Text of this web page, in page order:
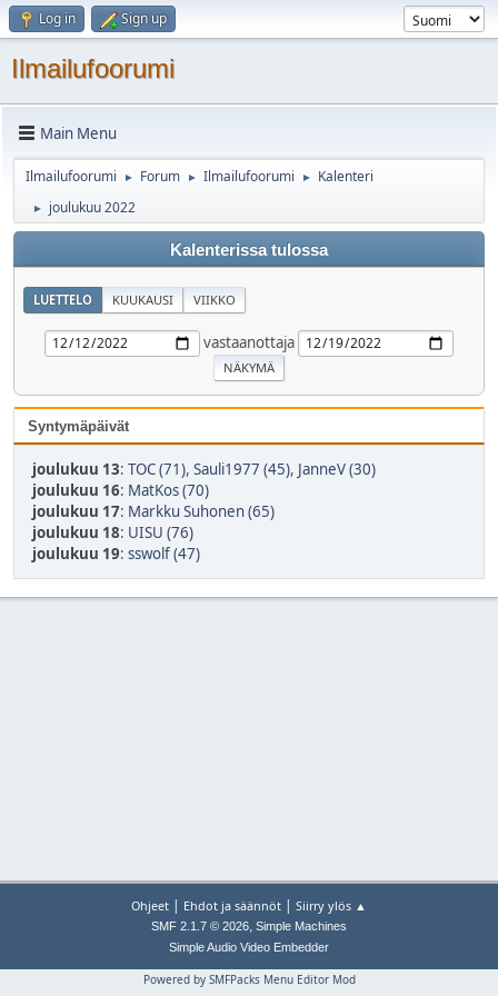
Log in Sign up
Ilmailufoorumi
Main Menu
Ilmailufoorumi ► Forum ► Ilmailufoorumi ► Kalenteri
► joulukuu 2022
Kalenterissa tulossa
LUETTELO KUUKAUSI VIIKKO
vastaanottaja
Syntymäpäivät
joulukuu 13: TOC (71), Sauli1977 (45), JanneV (30)
joulukuu 16: MatKos (70)
joulukuu 17: Markku Suhonen (65)
joulukuu 18: UISU (76)
joulukuu 19: sswolf (47)
Ohjeet | Ehdot ja säännöt | Siirry ylös ▲
SMF 2.1.7 © 2026, Simple Machines
Simple Audio Video Embedder
Powered by SMFPacks Menu Editor Mod